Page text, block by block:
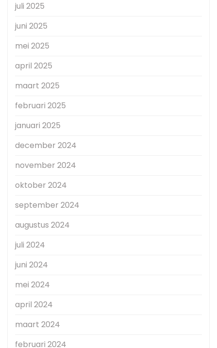
juli 2025
juni 2025
mei 2025
april 2025
maart 2025
februari 2025
januari 2025
december 2024
november 2024
oktober 2024
september 2024
augustus 2024
juli 2024
juni 2024
mei 2024
april 2024
maart 2024
februari 2024